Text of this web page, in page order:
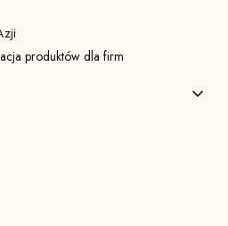
produktów dla firm